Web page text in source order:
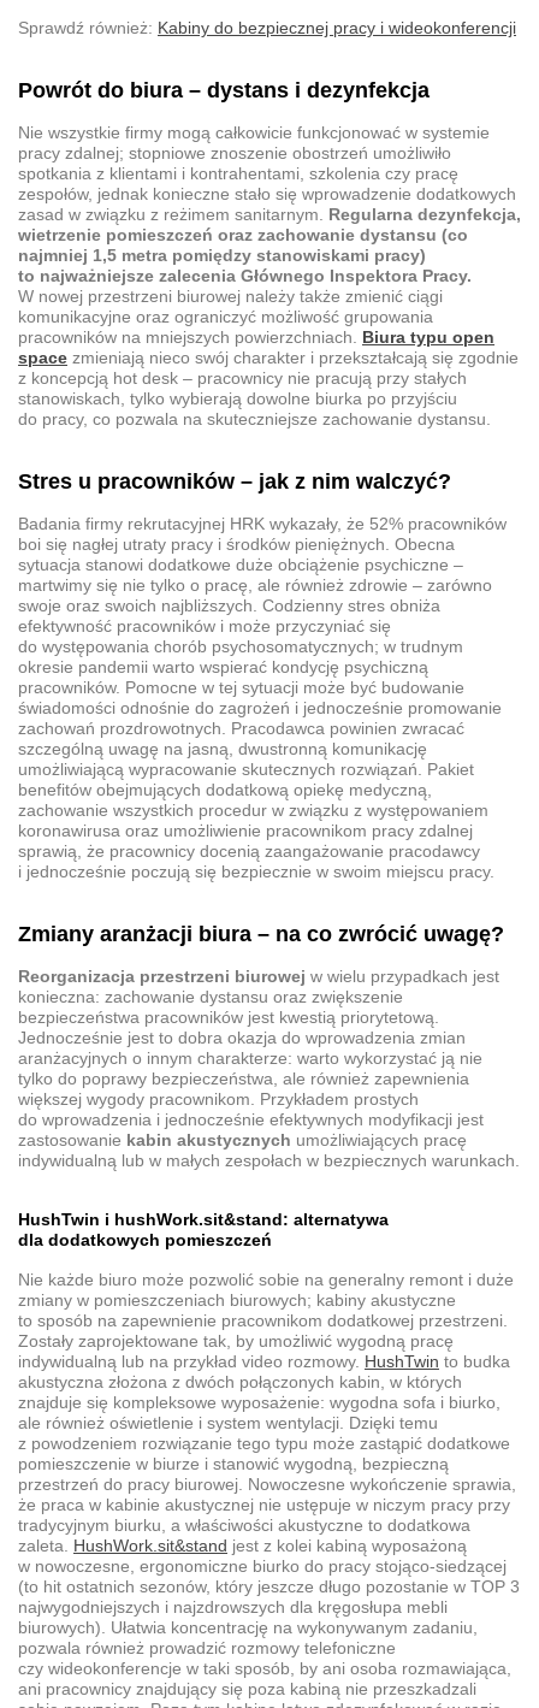
Sprawdź również: Kabiny do bezpiecznej pracy i wideokonferencji
Powrót do biura – dystans i dezynfekcja
Nie wszystkie firmy mogą całkowicie funkcjonować w systemie
pracy zdalnej; stopniowe znoszenie obostrzeń umożliwiło
spotkania z klientami i kontrahentami, szkolenia czy pracę
zespołów, jednak konieczne stało się wprowadzenie dodatkowych
zasad w związku z reżimem sanitarnym. Regularna dezynfekcja,
wietrzenie pomieszczeń oraz zachowanie dystansu (co
najmniej 1,5 metra pomiędzy stanowiskami pracy)
to najważniejsze zalecenia Głównego Inspektora Pracy.
W nowej przestrzeni biurowej należy także zmienić ciągi
komunikacyjne oraz ograniczyć możliwość grupowania
pracowników na mniejszych powierzchniach. Biura typu open
space zmieniają nieco swój charakter i przekształcają się zgodnie
z koncepcją hot desk – pracownicy nie pracują przy stałych
stanowiskach, tylko wybierają dowolne biurka po przyjściu
do pracy, co pozwala na skuteczniejsze zachowanie dystansu.
Stres u pracowników – jak z nim walczyć?
Badania firmy rekrutacyjnej HRK wykazały, że 52% pracowników
boi się nagłej utraty pracy i środków pieniężnych. Obecna
sytuacja stanowi dodatkowe duże obciążenie psychiczne –
martwimy się nie tylko o pracę, ale również zdrowie – zarówno
swoje oraz swoich najbliższych. Codzienny stres obniża
efektywność pracowników i może przyczyniać się
do występowania chorób psychosomatycznych; w trudnym
okresie pandemii warto wspierać kondycję psychiczną
pracowników. Pomocne w tej sytuacji może być budowanie
świadomości odnośnie do zagrożeń i jednocześnie promowanie
zachowań prozdrowotnych. Pracodawca powinien zwracać
szczególną uwagę na jasną, dwustronną komunikację
umożliwiającą wypracowanie skutecznych rozwiązań. Pakiet
benefitów obejmujących dodatkową opiekę medyczną,
zachowanie wszystkich procedur w związku z występowaniem
koronawirusa oraz umożliwienie pracownikom pracy zdalnej
sprawią, że pracownicy docenią zaangażowanie pracodawcy
i jednocześnie poczują się bezpiecznie w swoim miejscu pracy.
Zmiany aranżacji biura – na co zwrócić uwagę?
Reorganizacja przestrzeni biurowej w wielu przypadkach jest
konieczna: zachowanie dystansu oraz zwiększenie
bezpieczeństwa pracowników jest kwestią priorytetową.
Jednocześnie jest to dobra okazja do wprowadzenia zmian
aranżacyjnych o innym charakterze: warto wykorzystać ją nie
tylko do poprawy bezpieczeństwa, ale również zapewnienia
większej wygody pracownikom. Przykładem prostych
do wprowadzenia i jednocześnie efektywnych modyfikacji jest
zastosowanie kabin akustycznych umożliwiających pracę
indywidualną lub w małych zespołach w bezpiecznych warunkach.
HushTwin i hushWork.sit&stand: alternatywa
dla dodatkowych pomieszczeń
Nie każde biuro może pozwolić sobie na generalny remont i duże
zmiany w pomieszczeniach biurowych; kabiny akustyczne
to sposób na zapewnienie pracownikom dodatkowej przestrzeni.
Zostały zaprojektowane tak, by umożliwić wygodną pracę
indywidualną lub na przykład video rozmowy. HushTwin to budka
akustyczna złożona z dwóch połączonych kabin, w których
znajduje się kompleksowe wyposażenie: wygodna sofa i biurko,
ale również oświetlenie i system wentylacji. Dzięki temu
z powodzeniem rozwiązanie tego typu może zastąpić dodatkowe
pomieszczenie w biurze i stanowić wygodną, bezpieczną
przestrzeń do pracy biurowej. Nowoczesne wykończenie sprawia,
że praca w kabinie akustycznej nie ustępuje w niczym pracy przy
tradycyjnym biurku, a właściwości akustyczne to dodatkowa
zaleta. HushWork.sit&stand jest z kolei kabiną wyposażoną
w nowoczesne, ergonomiczne biurko do pracy stojąco-siedzącej
(to hit ostatnich sezonów, który jeszcze długo pozostanie w TOP 3
najwygodniejszych i najzdrowszych dla kręgosłupa mebli
biurowych). Ułatwia koncentrację na wykonywanym zadaniu,
pozwala również prowadzić rozmowy telefoniczne
czy wideokonferencje w taki sposób, by ani osoba rozmawiająca,
ani pracownicy znajdujący się poza kabiną nie przeszkadzali